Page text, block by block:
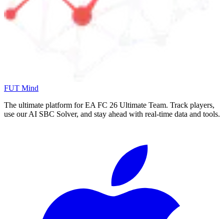
FUT Mind
The ultimate platform for EA FC 26 Ultimate Team. Track players,
use our AI SBC Solver, and stay ahead with real-time data and tools.